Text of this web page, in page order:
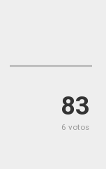
83
6 votos